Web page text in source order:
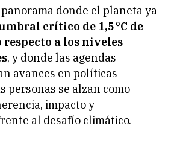
donde el planeta ya
crítico de 1,5 °C de
a los niveles
, y donde las agendas
avances en políticas
personas se alzan como
impacto y
al desafío climático.